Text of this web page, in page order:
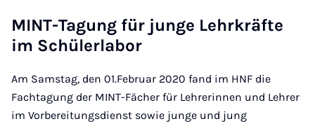
MINT-Ta­gung für junge Lehrkräfte
im Schüler­labor
Am Samstag, den 01.Februar 2020 fand im HNF die
Fachtagung der MINT-Fächer für Lehrerinnen und Lehrer
im Vorbereitungsdienst sowie junge und jung